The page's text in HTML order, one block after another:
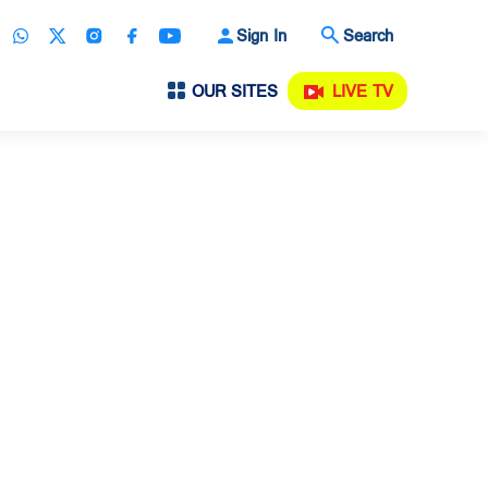
Sign In Search
OUR SITES LIVE TV